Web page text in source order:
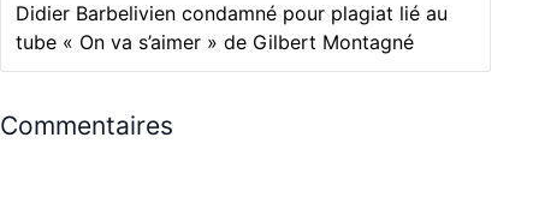
Didier Barbelivien condamné pour plagiat lié au
tube « On va s’aimer » de Gilbert Montagné
Commentaires